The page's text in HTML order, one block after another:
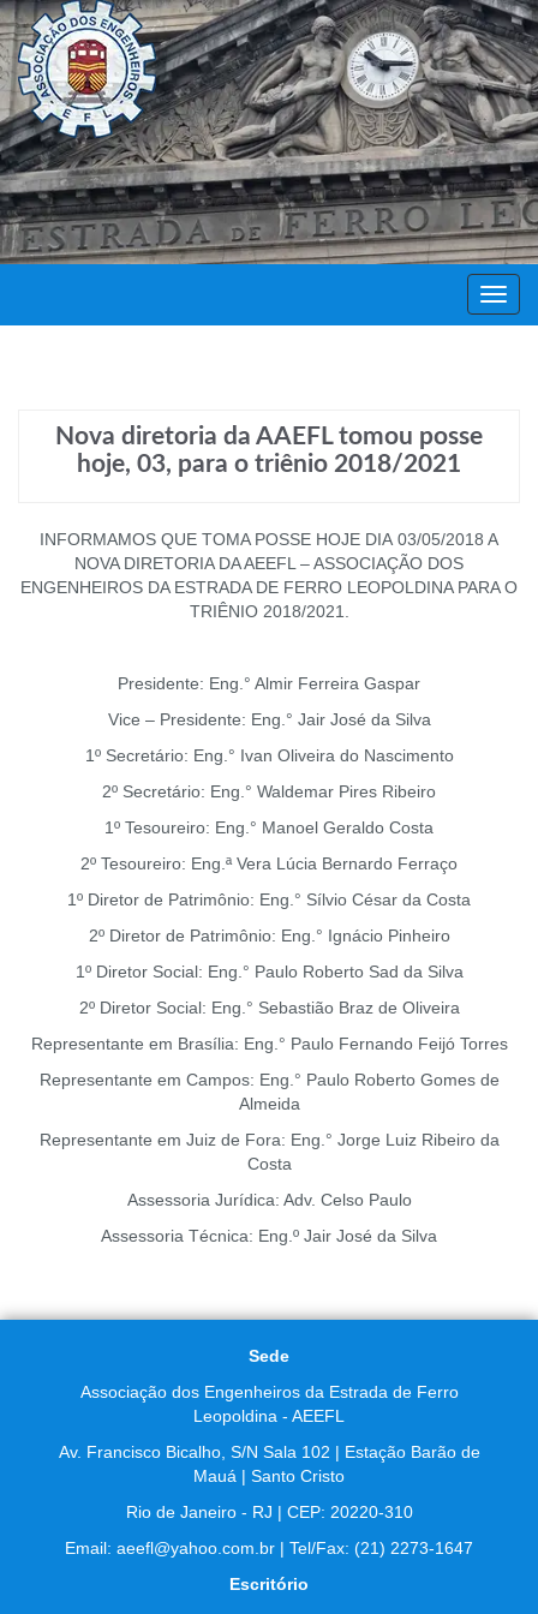
Nova diretoria da AAEFL tomou posse
hoje, 03, para o triênio 2018/2021
INFORMAMOS QUE TOMA POSSE HOJE DIA 03/05/2018 A
NOVA DIRETORIA DA AEEFL – ASSOCIAÇÃO DOS
ENGENHEIROS DA ESTRADA DE FERRO LEOPOLDINA PARA O
TRIÊNIO 2018/2021.
Presidente: Eng.° Almir Ferreira Gaspar
Vice – Presidente: Eng.° Jair José da Silva
1º Secretário: Eng.° Ivan Oliveira do Nascimento
2º Secretário: Eng.° Waldemar Pires Ribeiro
1º Tesoureiro: Eng.° Manoel Geraldo Costa
2º Tesoureiro: Eng.ª Vera Lúcia Bernardo Ferraço
1º Diretor de Patrimônio: Eng.° Sílvio César da Costa
2º Diretor de Patrimônio: Eng.° Ignácio Pinheiro
1º Diretor Social: Eng.° Paulo Roberto Sad da Silva
2º Diretor Social: Eng.° Sebastião Braz de Oliveira
Representante em Brasília: Eng.° Paulo Fernando Feijó Torres
Representante em Campos: Eng.° Paulo Roberto Gomes de
Almeida
Representante em Juiz de Fora: Eng.° Jorge Luiz Ribeiro da
Costa
Assessoria Jurídica: Adv. Celso Paulo
Assessoria Técnica: Eng.º Jair José da Silva
Sede
Associação dos Engenheiros da Estrada de Ferro
Leopoldina - AEEFL
Av. Francisco Bicalho, S/N Sala 102 | Estação Barão de
Mauá | Santo Cristo
Rio de Janeiro - RJ | CEP: 20220-310
Email: aeefl@yahoo.com.br | Tel/Fax: (21) 2273-1647
Escritório